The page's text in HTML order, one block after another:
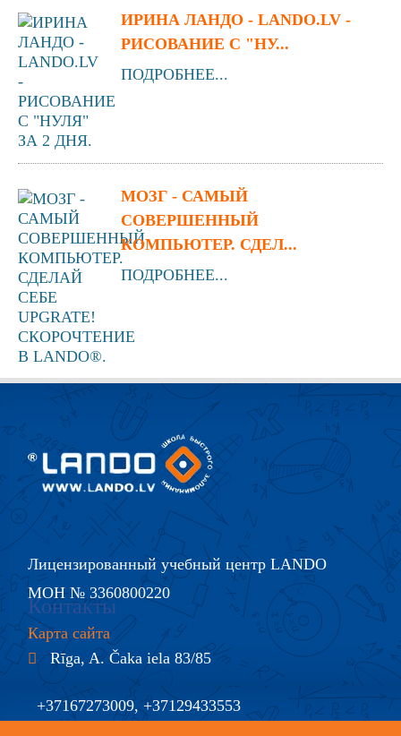
ИРИНА ЛАНДО - LANDO.LV -
РИСОВАНИЕ С "НУ...
ПОДРОБНЕЕ...
МОЗГ - САМЫЙ
СОВЕРШЕННЫЙ
КОМПЬЮТЕР. СДЕЛ...
ПОДРОБНЕЕ...
Лицензированный учебный центр LANDO
МОН № 3360800220
Карта сайта
Контакты
Rīga, A. Čaka iela 83/85
+37167273009, +37129433553